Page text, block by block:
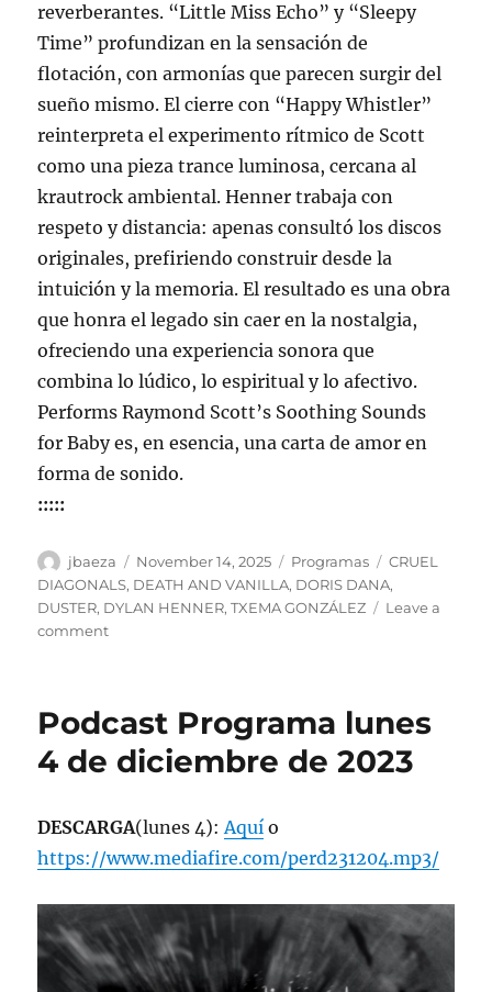
reverberantes. “Little Miss Echo” y “Sleepy
Time” profundizan en la sensación de
flotación, con armonías que parecen surgir del
sueño mismo. El cierre con “Happy Whistler”
reinterpreta el experimento rítmico de Scott
como una pieza trance luminosa, cercana al
krautrock ambiental. Henner trabaja con
respeto y distancia: apenas consultó los discos
originales, prefiriendo construir desde la
intuición y la memoria. El resultado es una obra
que honra el legado sin caer en la nostalgia,
ofreciendo una experiencia sonora que
combina lo lúdico, lo espiritual y lo afectivo.
Performs Raymond Scott’s Soothing Sounds
for Baby es, en esencia, una carta de amor en
forma de sonido.
:::::
Author
jbaeza
Posted
on
November 14, 2025 Categories
Programas Tags
CRUEL
DIAGONALS, DEATH AND VANILLA, DORIS DANA,
DUSTER, DYLAN HENNER,TXEMA GONZÁLEZ
Leave a
commenton
de
noviembre
de
hrs
102.5fm
U.
de
Chile
Podcast Programa lunes
4 de diciembre de 2023
DESCARGA(lunes 4):Aquí o
https://www.mediafire.com/perd231204.mp3/